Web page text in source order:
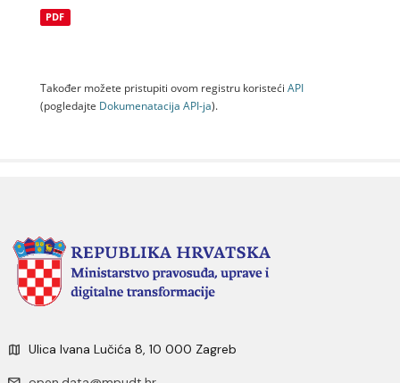
PDF
Također možete pristupiti ovom registru koristeći API
(pogledajte Dokumenаtаcijа API-jа).